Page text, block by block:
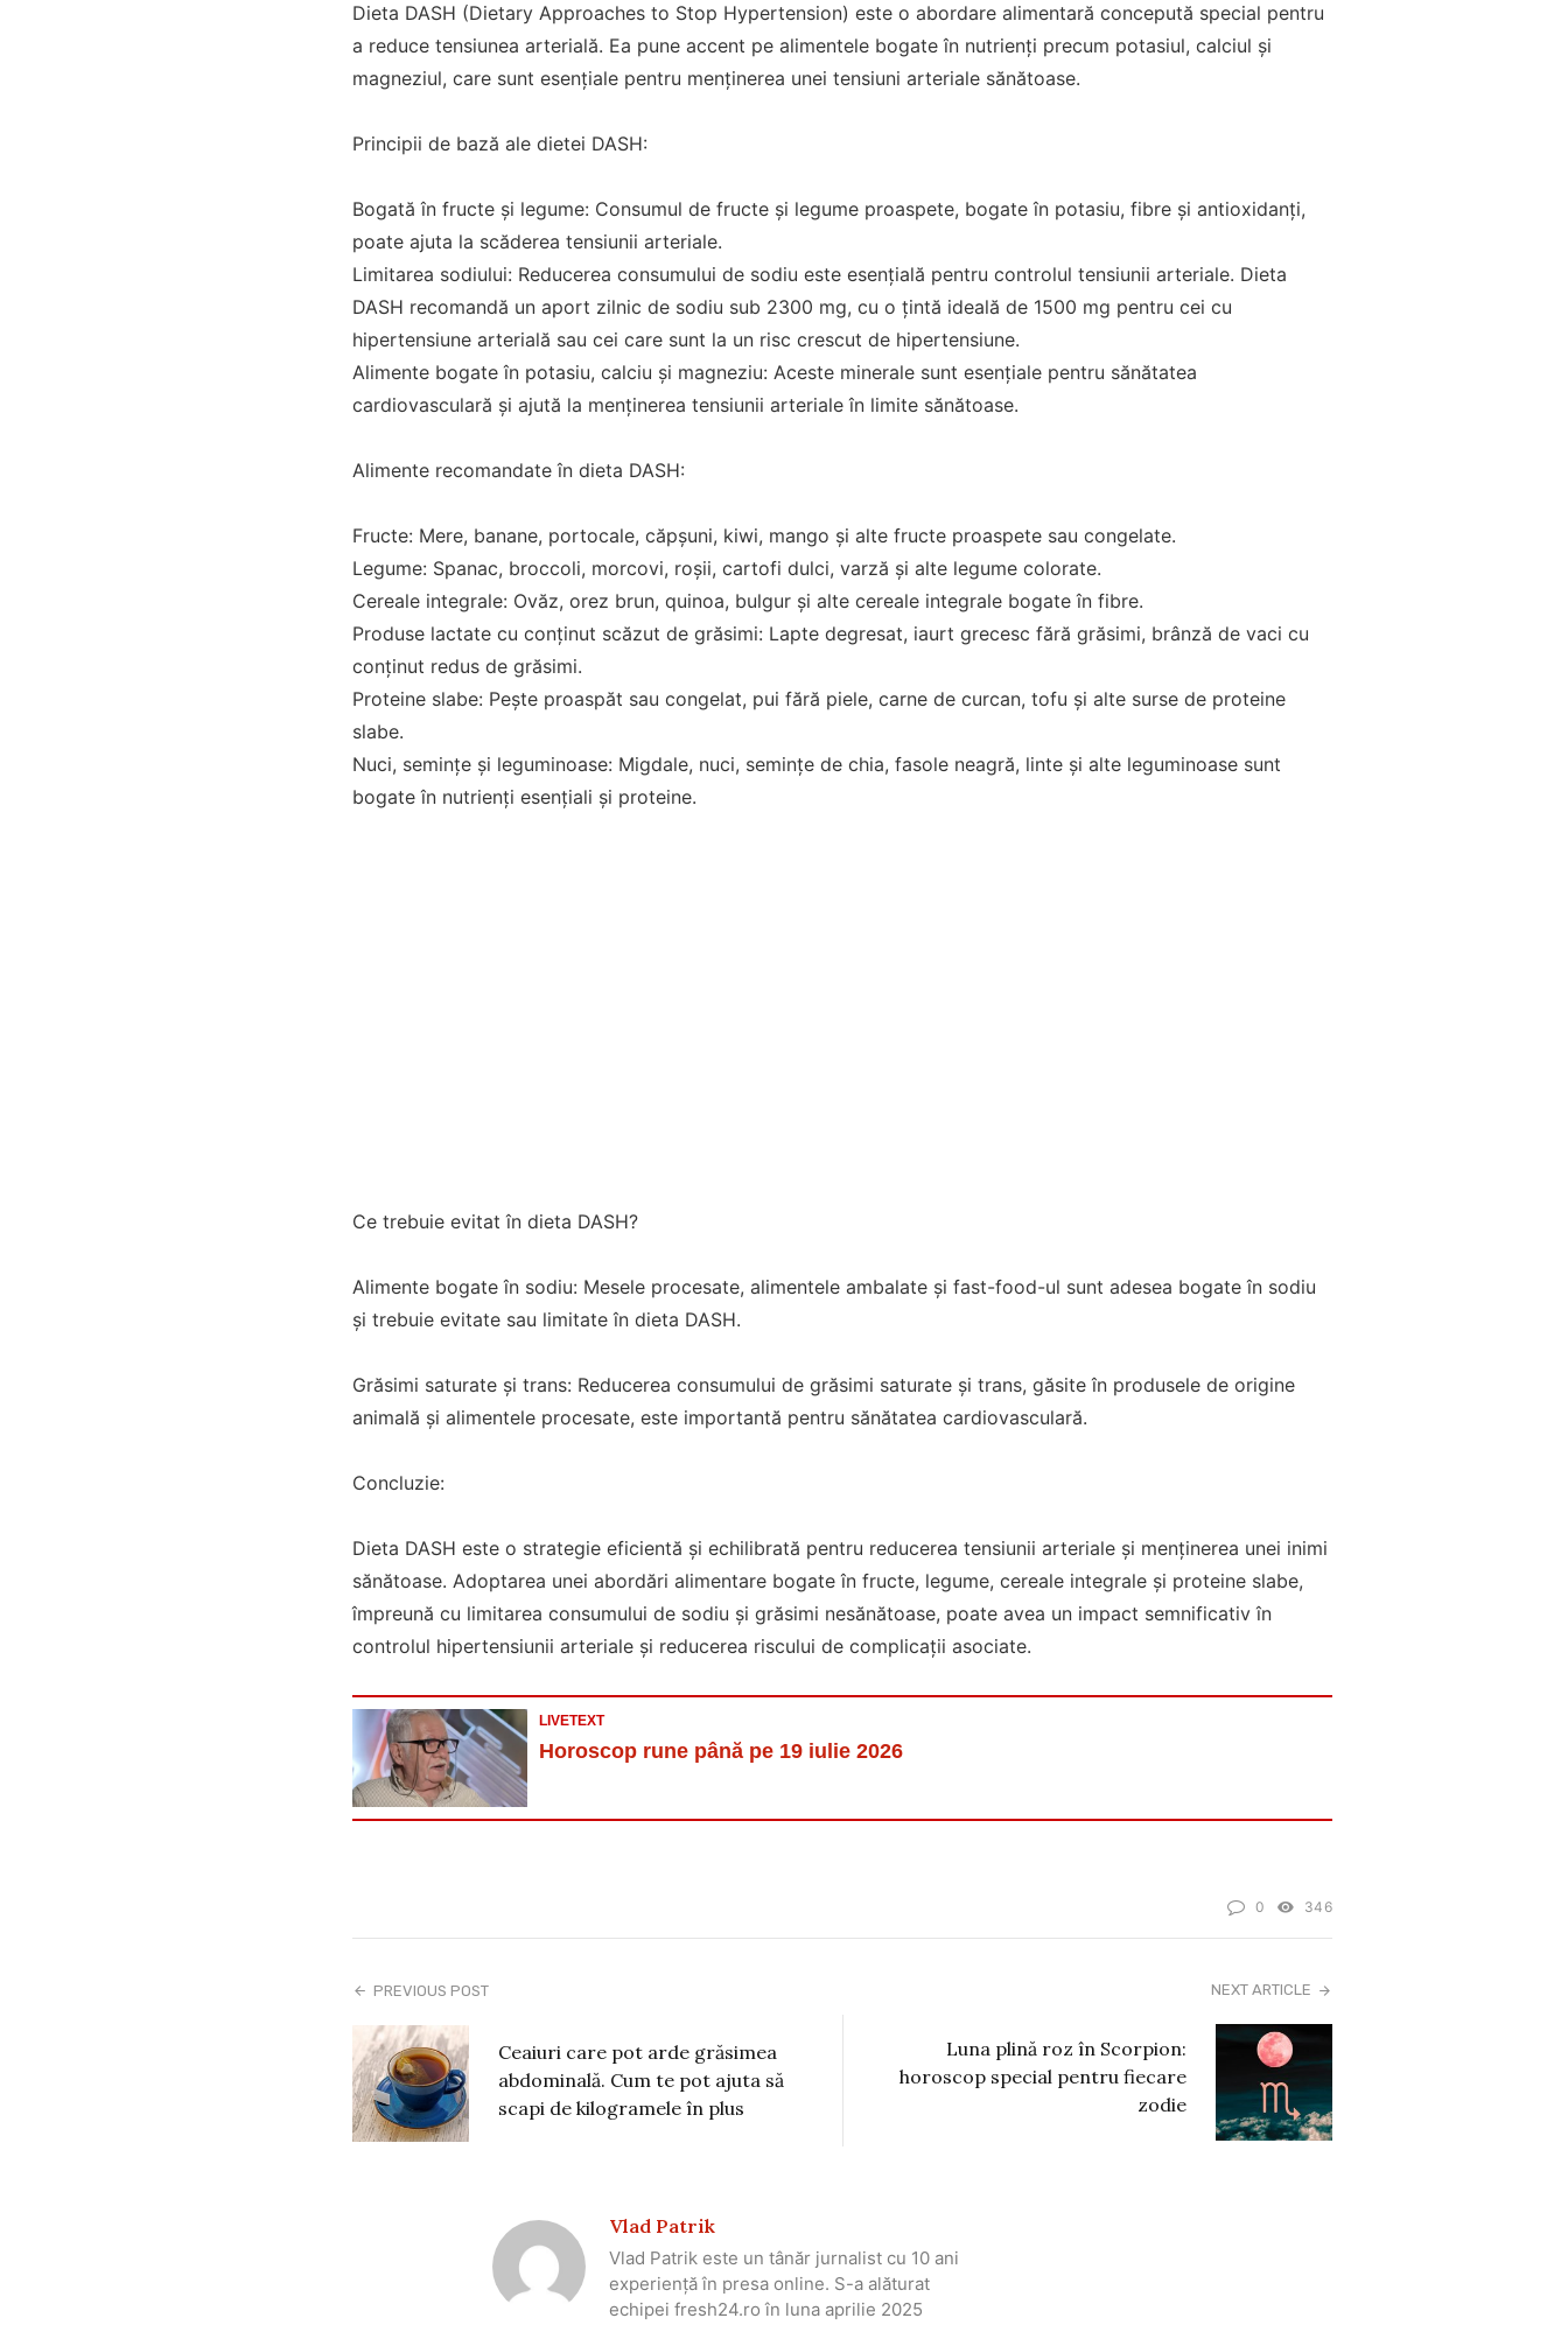
Dieta DASH (Dietary Approaches to Stop Hypertension) este o abordare alimentară concepută special pentru
a reduce tensiunea arterială. Ea pune accent pe alimentele bogate în nutrienți precum potasiul, calciul și
magneziul, care sunt esențiale pentru menținerea unei tensiuni arteriale sănătoase.
Principii de bază ale dietei DASH:
Bogată în fructe și legume: Consumul de fructe și legume proaspete, bogate în potasiu, fibre și antioxidanți,
poate ajuta la scăderea tensiunii arteriale.
Limitarea sodiului: Reducerea consumului de sodiu este esențială pentru controlul tensiunii arteriale. Dieta
DASH recomandă un aport zilnic de sodiu sub 2300 mg, cu o țintă ideală de 1500 mg pentru cei cu
hipertensiune arterială sau cei care sunt la un risc crescut de hipertensiune.
Alimente bogate în potasiu, calciu și magneziu: Aceste minerale sunt esențiale pentru sănătatea
cardiovasculară și ajută la menținerea tensiunii arteriale în limite sănătoase.
Alimente recomandate în dieta DASH:
Fructe: Mere, banane, portocale, căpșuni, kiwi, mango și alte fructe proaspete sau congelate.
Legume: Spanac, broccoli, morcovi, roșii, cartofi dulci, varză și alte legume colorate.
Cereale integrale: Ovăz, orez brun, quinoa, bulgur și alte cereale integrale bogate în fibre.
Produse lactate cu conținut scăzut de grăsimi: Lapte degresat, iaurt grecesc fără grăsimi, brânză de vaci cu
conținut redus de grăsimi.
Proteine slabe: Pește proaspăt sau congelat, pui fără piele, carne de curcan, tofu și alte surse de proteine
slabe.
Nuci, semințe și leguminoase: Migdale, nuci, semințe de chia, fasole neagră, linte și alte leguminoase sunt
bogate în nutrienți esențiali și proteine.
Ce trebuie evitat în dieta DASH?
Alimente bogate în sodiu: Mesele procesate, alimentele ambalate și fast-food-ul sunt adesea bogate în sodiu
și trebuie evitate sau limitate în dieta DASH.
Grăsimi saturate și trans: Reducerea consumului de grăsimi saturate și trans, găsite în produsele de origine
animală și alimentele procesate, este importantă pentru sănătatea cardiovasculară.
Concluzie:
Dieta DASH este o strategie eficientă și echilibrată pentru reducerea tensiunii arteriale și menținerea unei inimi
sănătoase. Adoptarea unei abordări alimentare bogate în fructe, legume, cereale integrale și proteine slabe,
împreună cu limitarea consumului de sodiu și grăsimi nesănătoase, poate avea un impact semnificativ în
controlul hipertensiunii arteriale și reducerea riscului de complicații asociate.
LIVETEXT
Horoscop rune până pe 19 iulie 2026
0 346
PREVIOUS POST
Ceaiuri care pot arde grăsimea
abdominală. Cum te pot ajuta să
scapi de kilogramele în plus
NEXT ARTICLE
Luna plină roz în Scorpion:
horoscop special pentru fiecare
zodie
Vlad Patrik
Vlad Patrik este un tânăr jurnalist cu 10 ani
experiență în presa online. S-a alăturat
echipei fresh24.ro în luna aprilie 2025